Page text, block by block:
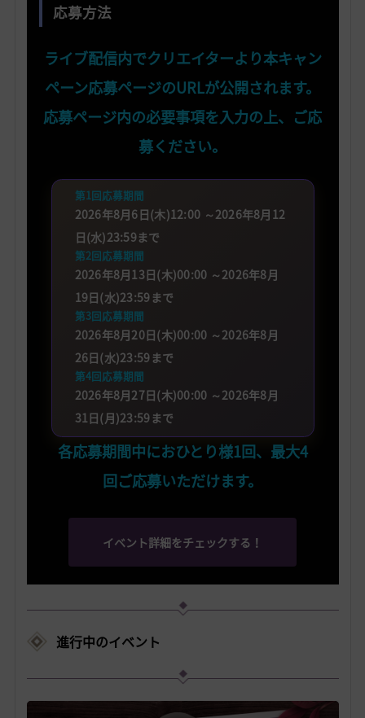
応募方法
ライブ配信内でクリエイターより本キャン
ペーン応募ページのURLが公開されます。
応募ページ内の必要事項を入力の上、ご応
募ください。
第1回応募期間
2026年8月6日(木)12:00 ～2026年8月12
日(水)23:59まで
第2回応募期間
2026年8月13日(木)00:00 ～2026年8月
19日(水)23:59まで
第3回応募期間
2026年8月20日(木)00:00 ～2026年8月
26日(水)23:59まで
第4回応募期間
2026年8月27日(木)00:00 ～2026年8月
31日(月)23:59まで
各応募期間中におひとり様1回、最大4
回ご応募いただけます。
イベント詳細をチェックする！
進行中のイベント